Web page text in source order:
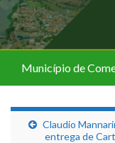
Município de
Claudio
entrega de